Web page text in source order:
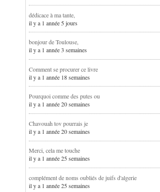
dédicace à ma tante,
il y a 1 année 5 jours
bonjour de Toulouse,
il y a 1 année 3 semaines
Comment se procurer ce livre
il y a 1 année 18 semaines
Pourquoi comme des putes ou
il y a 1 année 20 semaines
Chavouah tov pourrais je
il y a 1 année 20 semaines
Merci, cela me touche
il y a 1 année 25 semaines
complément de noms oubliés de juifs d'algerie
il y a 1 année 25 semaines